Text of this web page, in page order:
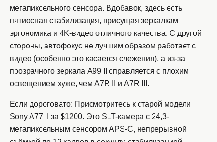
мегапиксельного сенсора. Вдобавок, здесь есть
пятиосная стабилизация, присущая зеркалкам
эргономика и 4K-видео отличного качества. С другой
стороны, автофокус не лучшим образом работает с
видео (особенно это касается слежения), а из-за
прозрачного зеркала A99 II справляется с плохим
освещением хуже, чем A7R II и A7R III.
Если дороговато: Присмотритесь к старой модели
Sony A77 II за $1200. Это SLT-камера с 24,3-
мегапиксельным сенсором APS-C, непрерывной